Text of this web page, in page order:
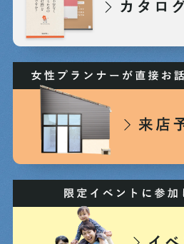
2025年03月 (7)
2025年01月 (5)
2024年12月 (3)
2024年11月 (3)
2024年10月 (6)